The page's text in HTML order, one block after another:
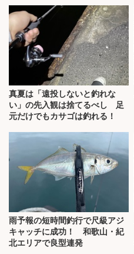
真夏は「遠投しないと釣れな
い」の先入観は捨てるべし 足
元だけでもカサゴは釣れる！
雨予報の短時間釣行で尺級アジ
キャッチに成功！ 和歌山・紀
北エリアで良型連発